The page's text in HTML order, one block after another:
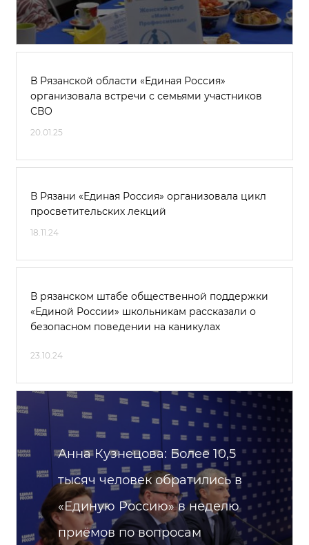
В Рязанской области «Единая Россия»
организовала встречи с семьями участников
СВО
20.01.25
В Рязани «Единая Россия» организовала цикл
просветительских лекций
18.11.24
В рязанском штабе общественной поддержки
«Единой России» школьникам рассказали о
безопасном поведении на каникулах
23.10.24
Анна Кузнецова: Более 10,5
тысяч человек обратились в
«Единую Россию» в неделю
приёмов по вопросам